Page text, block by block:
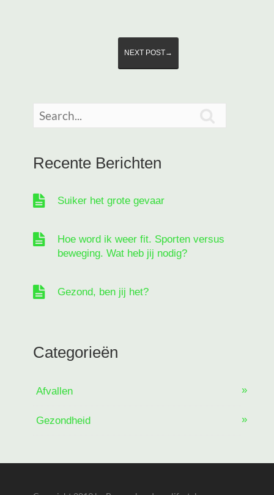
NEXT POST→
Recente Berichten
Suiker het grote gevaar
Hoe word ik weer fit. Sporten versus
beweging. Wat heb jij nodig?
Gezond, ben jij het?
Categorieën
Afvallen
Gezondheid